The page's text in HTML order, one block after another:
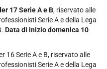
17 Serie A e B, riservato alle
Serie A e della Lega
Data di inizio domenica 10
16 Serie A e B, riservato alle
Serie A e della Lega